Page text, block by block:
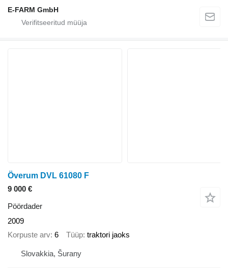
E-FARM GmbH
Överum DVL 61080 F
9 000 €
Pöördader
2009
Korpuste arv 6 Tüüp traktori jaoks
Slovakkia, Šurany